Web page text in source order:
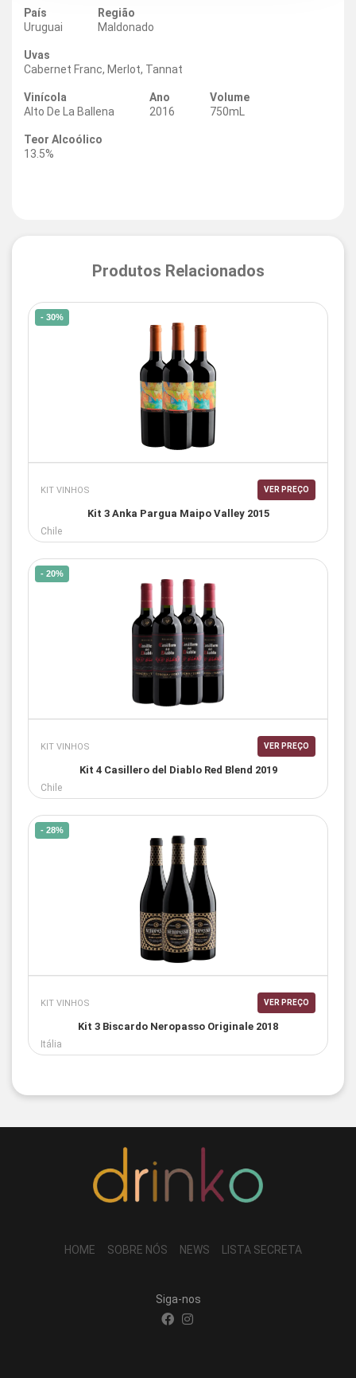
País
Uruguai
Região
Maldonado
Uvas
Cabernet Franc, Merlot, Tannat
Vinícola
Alto De La Ballena
Ano
2016
Volume
750mL
Teor Alcoólico
13.5%
Produtos Relacionados
- 30%
KIT VINHOS VER PREÇO
Kit 3 Anka Pargua Maipo Valley 2015
Chile
- 20%
KIT VINHOS VER PREÇO
Kit 4 Casillero del Diablo Red Blend 2019
Chile
- 28%
KIT VINHOS VER PREÇO
Kit 3 Biscardo Neropasso Originale 2018
Itália
HOME SOBRE NÓS NEWS LISTA SECRETA
Siga-nos